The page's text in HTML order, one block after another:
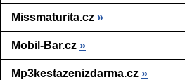
Missmaturita.cz »
Mobil-Bar.cz »
Mp3kestazenizdarma.cz »